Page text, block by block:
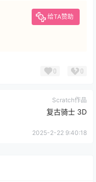
给TA赞助
0 0
Scratch作品
复古骑士 3D
2025-2-22 9:40:18